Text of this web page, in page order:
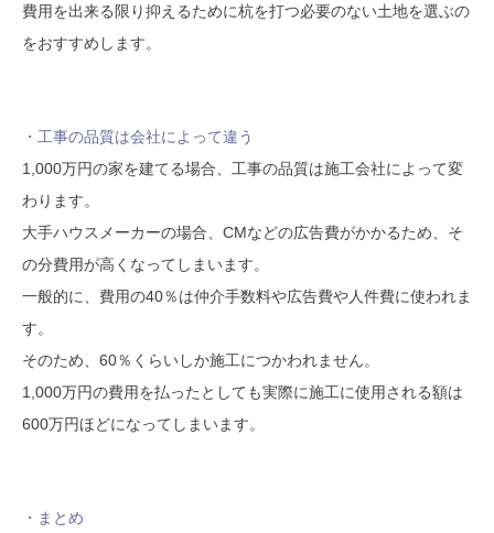
費用を出来る限り抑えるために杭を打つ必要のない土地を選ぶの
をおすすめします。
・工事の品質は会社によって違う
1,000万円の家を建てる場合、工事の品質は施工会社によって変
わります。
大手ハウスメーカーの場合、CMなどの広告費がかかるため、そ
の分費用が高くなってしまいます。
一般的に、費用の40％は仲介手数料や広告費や人件費に使われま
す。
そのため、60％くらいしか施工につかわれません。
1,000万円の費用を払ったとしても実際に施工に使用される額は
600万円ほどになってしまいます。
・まとめ